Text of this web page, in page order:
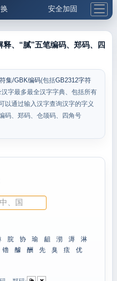
安全加固
更多工具
释、“膩”五笔编码、郑码、四
集/GBK编码(包括GB2312字符
字最多最全汉字字典、包括所有
以通过输入汉字查询汉字的字义
码、郑码、仓颉码、四角号
脘 协 瑜 龃 沏 溽
淋
镥 醵 酬 先 臭 痃
优